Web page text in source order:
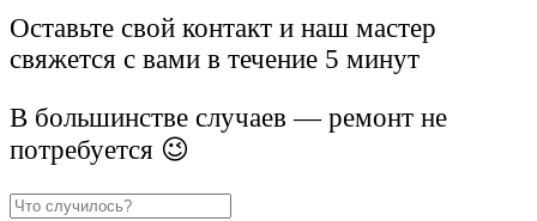
Оставьте свой контакт и наш мастер
свяжется с вами в течение 5 минут
В большинстве случаев — ремонт не
потребуется 😉